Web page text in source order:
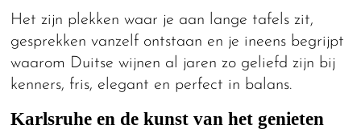
Het zijn plekken waar je aan lange tafels zit,
gesprekken vanzelf ontstaan en je ineens begrijpt
waarom Duitse wijnen al jaren zo geliefd zijn bij
kenners, fris, elegant en perfect in balans.
Karlsruhe en de kunst van het genieten